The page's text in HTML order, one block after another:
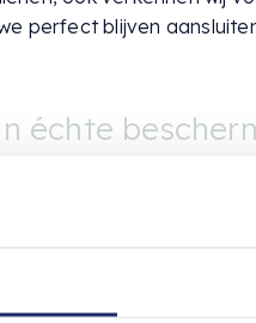
perfect blijven
échte